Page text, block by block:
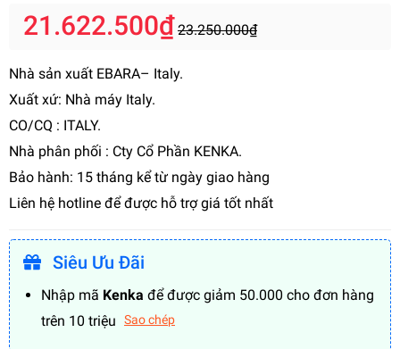
21.622.500₫ 23.250.000₫
Nhà sản xuất EBARA– Italy.
Xuất xứ: Nhà máy Italy.
CO/CQ : ITALY.
Nhà phân phối : Cty Cổ Phần KENKA.
Bảo hành: 15 tháng kể từ ngày giao hàng
Liên hệ hotline để được hỗ trợ giá tốt nhất
Siêu Ưu Đãi
Nhập mã Kenka để được giảm 50.000 cho đơn hàng
trên 10 triệu
Sao chép